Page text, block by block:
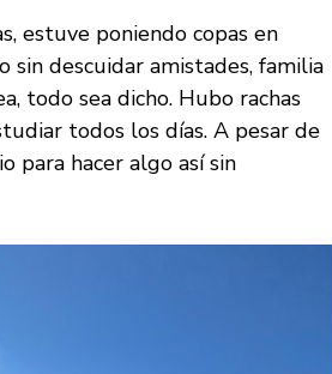
estuve poniendo copas en
descuidar amistades, familia
todo sea dicho. Hubo rachas
todos los días. A pesar de
para hacer algo así sin